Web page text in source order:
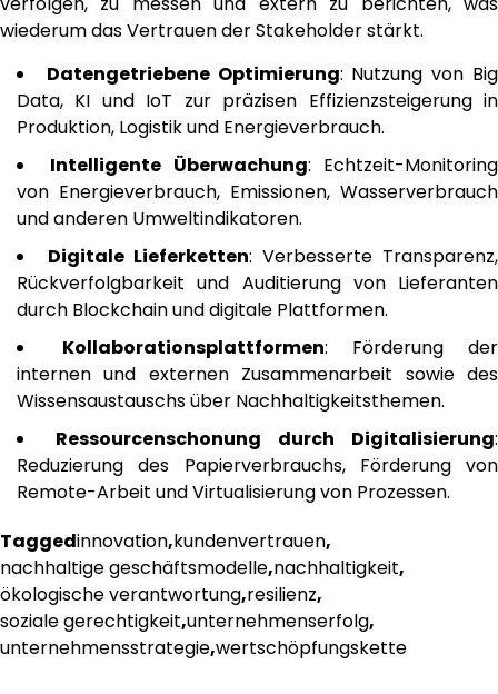
wiederum das Vertrauen der Stakeholder stärkt.
Datengetriebene Optimierung: Nutzung von Big
Data, KI und IoT zur präzisen Effizienzsteigerung in
Produktion, Logistik und Energieverbrauch.
Intelligente Überwachung: Echtzeit-Monitoring
von Energieverbrauch, Emissionen, Wasserverbrauch
und anderen Umweltindikatoren.
Digitale Lieferketten: Verbesserte Transparenz,
Rückverfolgbarkeit und Auditierung von Lieferanten
durch Blockchain und digitale Plattformen.
Kollaborationsplattformen: Förderung der
internen und externen Zusammenarbeit sowie des
Wissensaustauschs über Nachhaltigkeitsthemen.
Ressourcenschonung durch Digitalisierung:
Reduzierung des Papierverbrauchs, Förderung von
Remote-Arbeit und Virtualisierung von Prozessen.
Taggedinnovation,kundenvertrauen,
nachhaltige geschäftsmodelle,nachhaltigkeit,
ökologische verantwortung,resilienz,
soziale gerechtigkeit,unternehmenserfolg,
unternehmensstrategie,wertschöpfungskette